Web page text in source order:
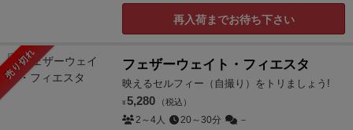
再入荷までお待ち下さい
売り切れ フェザーウェイト・フィエスタ
映えるセルフィー（自撮り）をトリましょう!
¥ 5,280 （税込）
2～4人 20～30分 －